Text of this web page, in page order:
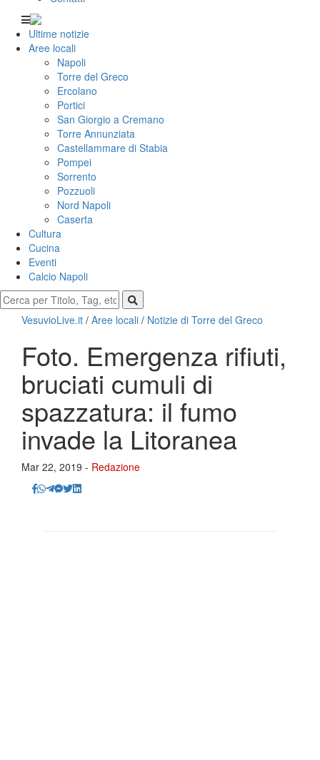
Ultime notizie
Aree locali
Napoli
Torre del Greco
Ercolano
Portici
San Giorgio a Cremano
Torre Annunziata
Castellammare di Stabia
Pompei
Sorrento
Pozzuoli
Nord Napoli
Caserta
Cultura
Cucina
Eventi
Calcio Napoli
VesuvioLive.it / Aree locali / Notizie di Torre del Greco
Foto. Emergenza rifiuti,
bruciati cumuli di
spazzatura: il fumo
invade la Litoranea
Mar 22, 2019 - Redazione